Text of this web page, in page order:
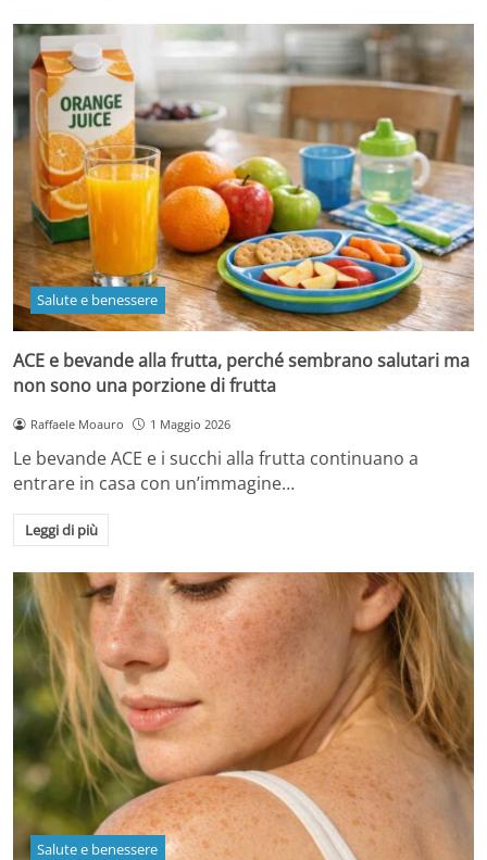
Salute e benessere
ACE e bevande alla frutta, perché sembrano salutari ma
non sono una porzione di frutta
Raffaele Moauro 1 Maggio 2026
Le bevande ACE e i succhi alla frutta continuano a
entrare in casa con un’immagine…
Leggi di più
Salute e benessere